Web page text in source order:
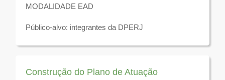
MODALIDADE EAD
Público-alvo: integrantes da DPERJ
2025
Construção do Plano de Atuação